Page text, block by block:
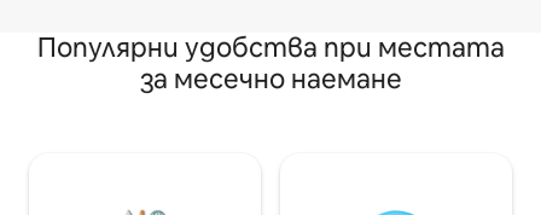
Популярни удобства при местата
за месечно наемане